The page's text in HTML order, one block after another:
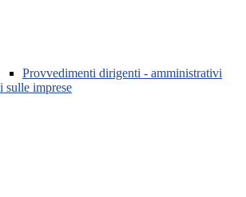
Provvedimenti dirigenti - amministrativi
sulle imprese